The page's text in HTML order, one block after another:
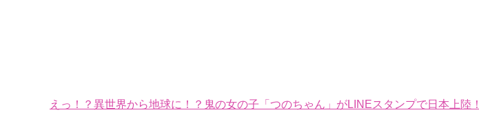
えっ！？異世界から地球に！？鬼の女の子「つのちゃん」がLINEスタンプで日本上陸！